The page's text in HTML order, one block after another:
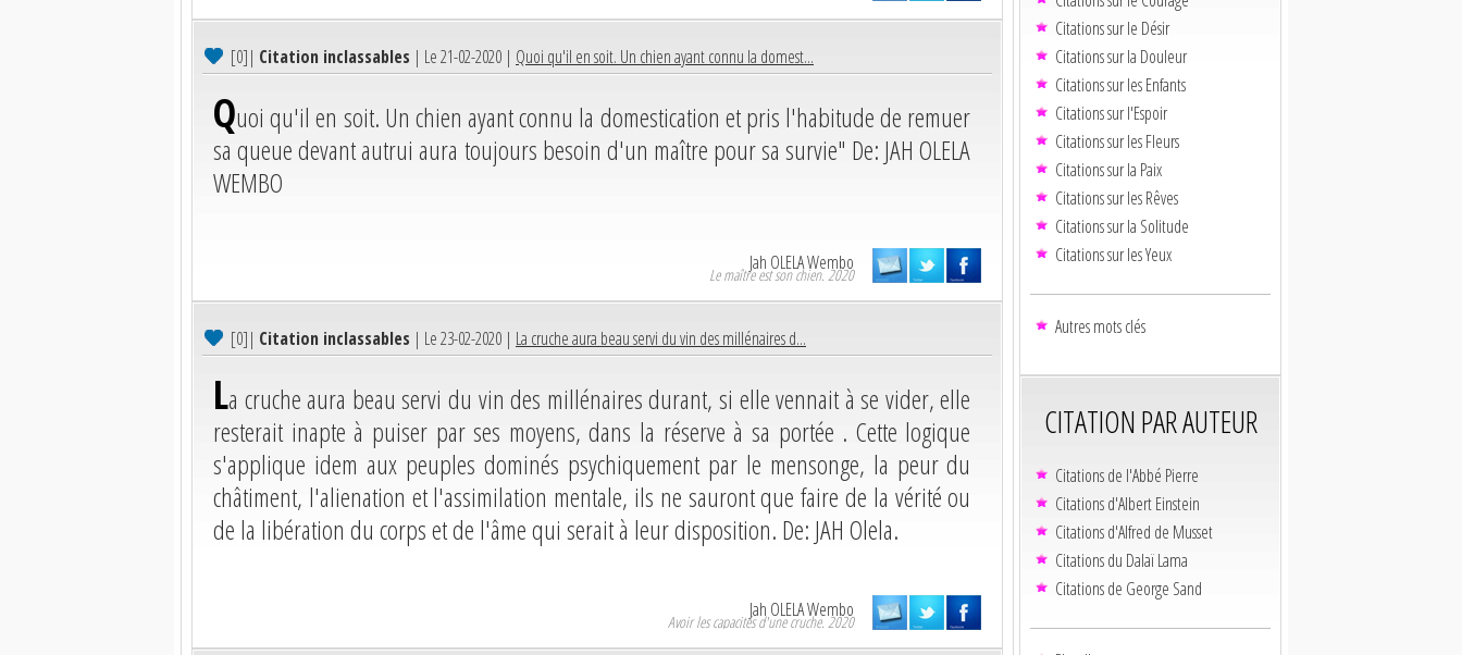
[0]| Citation inclassables | Le 21-02-2020 | Quoi qu'il en soit. Un chien ayant connu la domest...
Quoi qu'il en soit. Un chien ayant connu la domestication et pris l'habitude de remuer
sa queue devant autrui aura toujours besoin d'un maître pour sa survie" De: JAH OLELA
WEMBO
Jah OLELA Wembo
Le maître est son chien. 2020
[0]| Citation inclassables | Le 23-02-2020 | La cruche aura beau servi du vin des millénaires d...
La cruche aura beau servi du vin des millénaires durant, si elle vennait à se vider, elle
resterait inapte à puiser par ses moyens, dans la réserve à sa portée . Cette logique
s'applique idem aux peuples dominés psychiquement par le mensonge, la peur du
châtiment, l'alienation et l'assimilation mentale, ils ne sauront que faire de la vérité ou
de la libération du corps et de l'âme qui serait à leur disposition. De: JAH Olela.
Jah OLELA Wembo
Avoir les capacités d'une cruche. 2020
Citations sur le Désir
Citations sur la Douleur
Citations sur les Enfants
Citations sur l'Espoir
Citations sur les Fleurs
Citations sur la Paix
Citations sur les Rêves
Citations sur la Solitude
Citations sur les Yeux
Autres mots clés
CITATION PAR AUTEUR
Citations de l'Abbé Pierre
Citations d'Albert Einstein
Citations d'Alfred de Musset
Citations du Dalaï Lama
Citations de George Sand